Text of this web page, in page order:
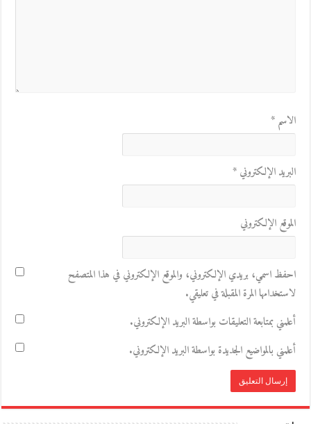
الاسم*
البريد الإلكتروني*
الموقع الإلكتروني
احفظ اسمي، بريدي الإلكتروني، والموقع الإلكتروني في هذا المتصفح
لاستخدامها المرة المقبلة في تعليقي.
أعلمني بمتابعة التعليقات بواسطة البريد الإلكتروني.
أعلمني بالمواضيع الجديدة بواسطة البريد الإلكتروني.